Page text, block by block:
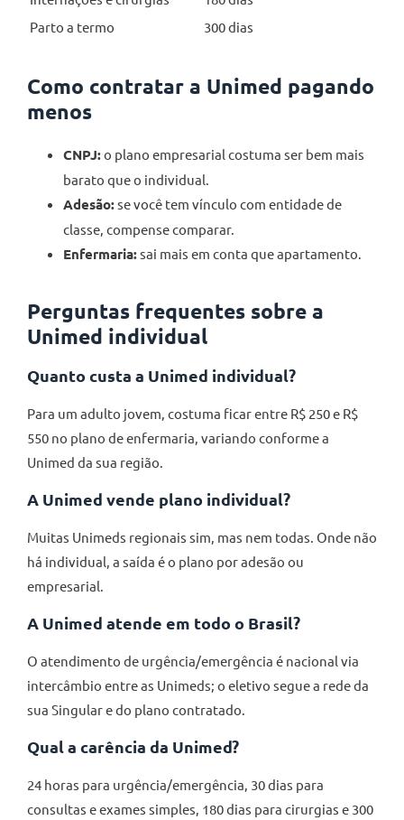
Parto a termo
300 dias
Como contratar a Unimed pagando
menos
CNPJ:o plano empresarial costuma ser bem mais
barato que o individual.
Adesão:se você tem vínculo com entidade de
classe, compense comparar.
Enfermaria:sai mais em conta que apartamento.
Perguntas frequentes sobre a
Unimed individual
Quanto custa a Unimed individual?
Para um adulto jovem, costuma ficar entre R$ 250 e R$
550 no plano de enfermaria, variando conforme a
Unimed da sua região.
A Unimed vende plano individual?
Muitas Unimeds regionais sim, mas nem todas. Onde não
há individual, a saída é o plano por adesão ou
empresarial.
A Unimed atende em todo o Brasil?
O atendimento de urgência/emergência é nacional via
intercâmbio entre as Unimeds; o eletivo segue a rede da
sua Singular e do plano contratado.
Qual a carência da Unimed?
24 horas para urgência/emergência, 30 dias para
consultas e exames simples, 180 dias para cirurgias e 300